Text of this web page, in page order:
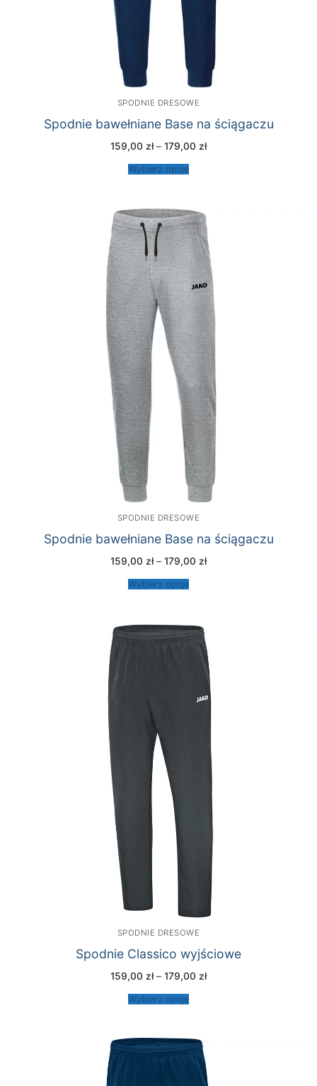
SPODNIE DRESOWE
Spodnie bawełniane Base na ściągaczu
159,00 zł – 179,00 złZakres
Wybierz opcje
SPODNIE DRESOWE
Spodnie bawełniane Base na ściągaczu
159,00 zł – 179,00 złZakres
Wybierz opcje
SPODNIE DRESOWE
Spodnie Classico wyjściowe
159,00 zł – 179,00 złZakres
Wybierz opcje